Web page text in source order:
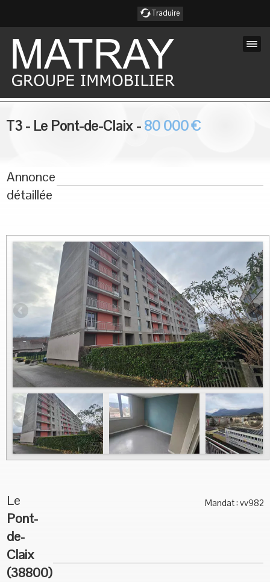
Traduire
Accueil
Nos Annonces
Nos agences
Notre région
Vous Vendez
Nous contacter
Annonce
détaillée
T3 - Le Pont-de-Claix - 80 000€
Le
Pont-
de-
Claix
(38800)
Mandat : vv982